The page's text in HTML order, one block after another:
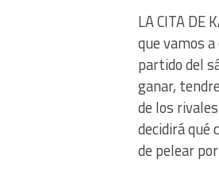
LA CITA DE
que vamos
partido del
ganar,
de los
decidirá qué
de pelear